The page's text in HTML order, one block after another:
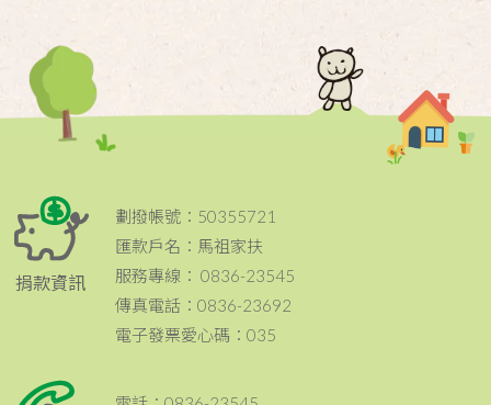
捐款資訊
劃撥帳號：50355721
匯款戶名：馬祖家扶
服務專線： 0836-23545
傳真電話：0836-23692
電子發票愛心碼：035